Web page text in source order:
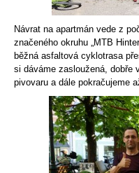
Návrat na apartmán vede z
značeného okruhu „MTB
běžná asfaltová cyklotrasa
si dáváme zasloužená,
pivovaru a dále pokračujeme